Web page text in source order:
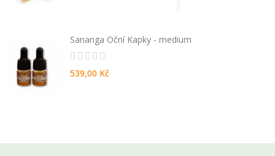
Sananga Oční Kapky - medium
539,00 Kč